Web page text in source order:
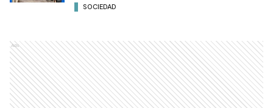
SOCIEDAD
Ads